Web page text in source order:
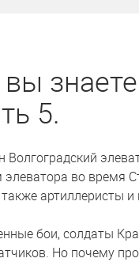
5.
Волгоградский
во время
артиллеристы и
бои, солдаты
Но почему